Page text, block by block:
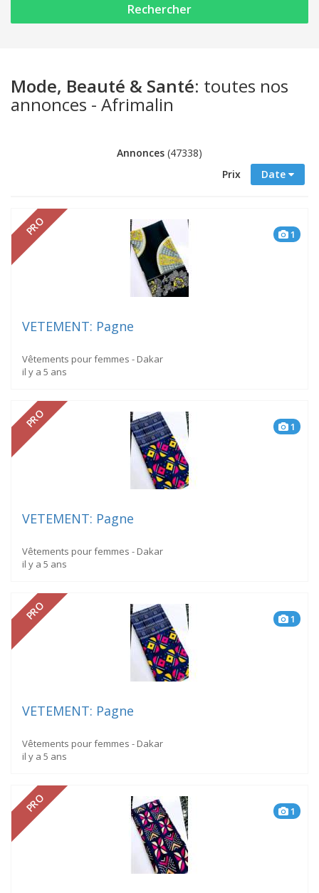
Rechercher
Mode, Beauté & Santé: toutes nos
annonces - Afrimalin
Annonces (47338)
Prix
Date
PRO 1
VETEMENT: Pagne
Vêtements pour femmes - Dakar
il y a 5 ans
PRO 1
VETEMENT: Pagne
Vêtements pour femmes - Dakar
il y a 5 ans
PRO 1
VETEMENT: Pagne
Vêtements pour femmes - Dakar
il y a 5 ans
PRO 1